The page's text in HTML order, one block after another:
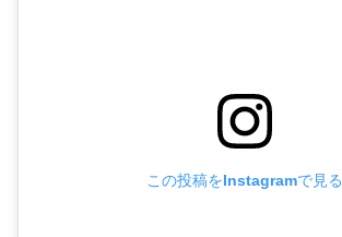
この投稿をInstagramで見る